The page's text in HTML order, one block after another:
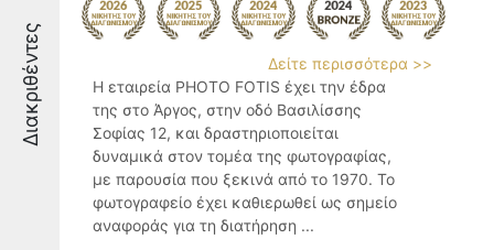
Διακριθέντες
Δείτε περισσότερα >>
Η εταιρεία PHOTO FOTIS έχει την έδρα
της στο Άργος, στην οδό Βασιλίσσης
Σοφίας 12, και δραστηριοποιείται
δυναμικά στον τομέα της φωτογραφίας,
με παρουσία που ξεκινά από το 1970. Το
φωτογραφείο έχει καθιερωθεί ως σημείο
αναφοράς για τη διατήρηση ...